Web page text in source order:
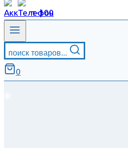
поиск товаров...
0